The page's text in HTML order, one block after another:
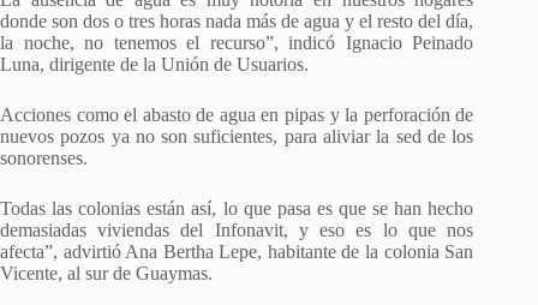
donde son dos o tres horas nada más de agua y el resto del día,
la noche, no tenemos el recurso”, indicó Ignacio Peinado
Luna, dirigente de la Unión de Usuarios.
Acciones como el abasto de agua en pipas y la perforación de
nuevos pozos ya no son suficientes, para aliviar la sed de los
sonorenses.
Todas las colonias están así, lo que pasa es que se han hecho
demasiadas viviendas del Infonavit, y eso es lo que nos
afecta”, advirtió Ana Bertha Lepe, habitante de la colonia San
Vicente, al sur de Guaymas.